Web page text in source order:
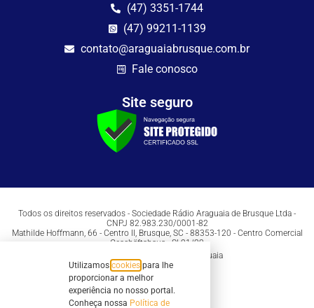
(47) 3351-1744
(47) 99211-1139
contato@araguaiabrusque.com.br
Fale conosco
Site seguro
Todos os direitos reservados - Sociedade Rádio Araguaia de Brusque Ltda -
CNPJ 82.983.230/0001-82
Mathilde Hoffmann, 66 - Centro II, Brusque, SC - 88353-120 - Centro Comercial
Geschäftshaus - Sl 21/22
Copyright © 2026 | Rádio Araguaia
Utilizamos cookies para lhe
proporcionar a melhor
experiência no nosso portal.
Conheça nossa Política de